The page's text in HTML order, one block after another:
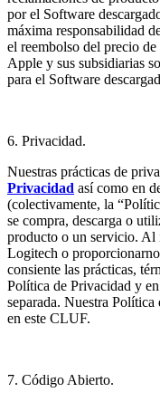
por el Software
máxima responsabilidad
el reembolso del precio
Apple y sus subsidiarias
para el Software
6. Privacidad.
Nuestras prácticas de
Privacidad así como en
(colectivamente, la
se compra, descarga o
producto o un servicio. Al
Logitech o
consiente las prácticas,
Política de Privacidad y
separada. Nuestra
en este CLUF.
7. Código Abierto.